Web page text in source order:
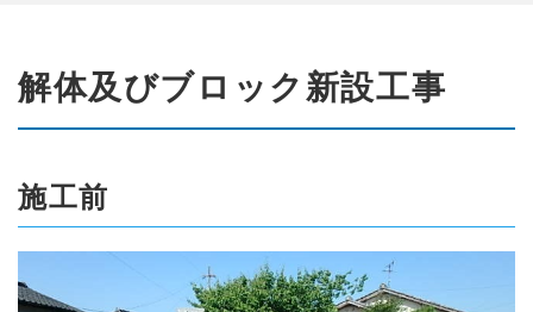
解体及びブロック新設工事
施工前